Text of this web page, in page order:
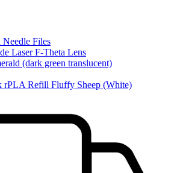
Files
Laser F-Theta Lens
(dark green translucent)
rPLA Refill Fluffy Sheep (White)